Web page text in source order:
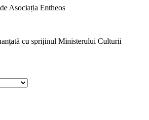
Asociația Entheos
cu sprijinul Ministerului Culturii